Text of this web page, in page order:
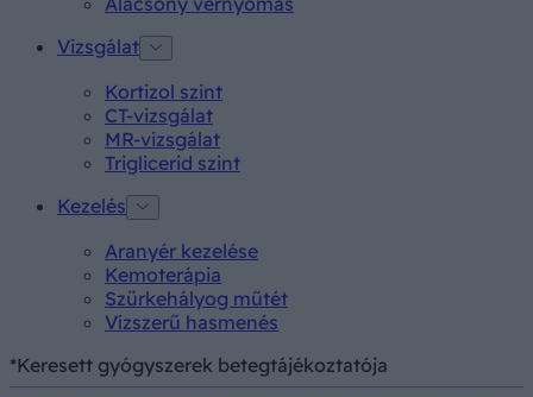
Vizsgálat
Kortizol szint
CT-vizsgálat
MR-vizsgálat
Triglicerid szint
Kezelés
Aranyér kezelése
Kemoterápia
Szürkehályog műtét
Vízszerű hasmenés
*Keresett gyógyszerek betegtájékoztatója